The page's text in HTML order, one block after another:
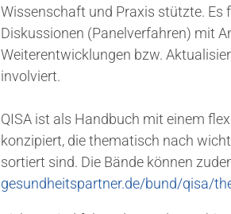
Wissenschaft und Praxis stützte. Es
Diskussionen (Panelverfahren) mit
Weiterentwicklungen bzw.
involviert.
QISA ist als Handbuch mit einem
konzipiert, die thematisch nach
sortiert sind. Die Bände können
gesundheitspartner.de/bund/qisa/